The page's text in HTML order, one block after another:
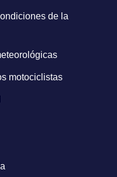
de la
motociclistas